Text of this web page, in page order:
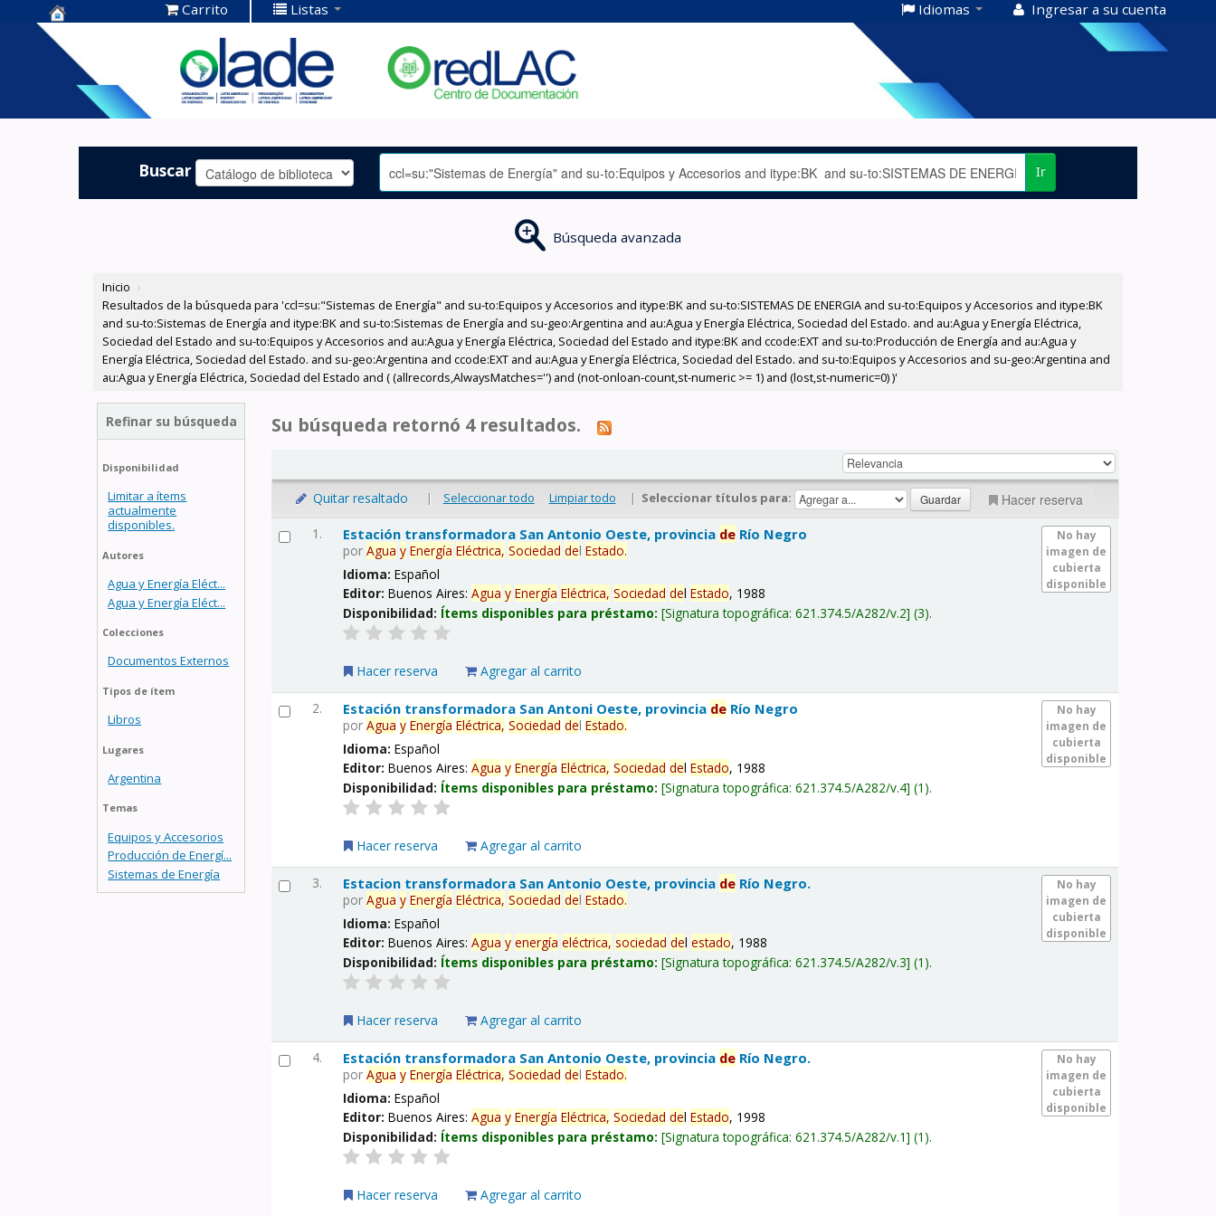
Centro de
Documentación
OLADE -
Carrito Listas Idiomas Ingresar a su cuenta
Buscar Ir
Búsqueda avanzada
Inicio ›
Resultados de la búsqueda para 'ccl=su:"Sistemas de Energía" and su-to:Equipos y Accesorios and itype:BK and su-to:SISTEMAS DE ENERGIA and su-to:Equipos y Accesorios and itype:BK
and su-to:Sistemas de Energía and itype:BK and su-to:Sistemas de Energía and su-geo:Argentina and au:Agua y Energía Eléctrica, Sociedad del Estado. and au:Agua y Energía Eléctrica,
Sociedad del Estado and su-to:Equipos y Accesorios and au:Agua y Energía Eléctrica, Sociedad del Estado and itype:BK and ccode:EXT and su-to:Producción de Energía and au:Agua y
Energía Eléctrica, Sociedad del Estado. and su-geo:Argentina and ccode:EXT and au:Agua y Energía Eléctrica, Sociedad del Estado. and su-to:Equipos y Accesorios and su-geo:Argentina and
au:Agua y Energía Eléctrica, Sociedad del Estado and ( (allrecords,AlwaysMatches='') and (not-onloan-count,st-numeric >= 1) and (lost,st-numeric=0) )'
Refinar su búsqueda
Disponibilidad
Limitar a ítems
actualmente
disponibles.
Autores
Agua y Energía Eléct...
Agua y Energía Eléct...
Colecciones
Documentos Externos
Tipos de ítem
Libros
Lugares
Argentina
Temas
Equipos y Accesorios
Producción de Energí...
Sistemas de Energía
Su búsqueda retornó 4 resultados.
Quitar resaltado | Seleccionar todo Limpiar todo | Seleccionar títulos para: Hacer reserva
1.
No hay
imagen de
cubierta
disponible
Estación transformadora San Antonio Oeste, provincia de Río Negro
porAgua y Energía Eléctrica, Sociedad delEstado.
Idioma:Español
Editor:Buenos Aires:Agua y Energía Eléctrica, Sociedad delEstado, 1988
Disponibilidad: Ítems disponibles para préstamo: Signatura topográfica:621.374.5/A282/v.2 (3).
Hacer reserva Agregar al carrito
2.
No hay
imagen de
cubierta
disponible
Estación transformadora San Antoni Oeste, provincia de Río Negro
porAgua y Energía Eléctrica, Sociedad delEstado.
Idioma:Español
Editor:Buenos Aires:Agua y Energía Eléctrica, Sociedad delEstado, 1988
Disponibilidad: Ítems disponibles para préstamo: Signatura topográfica:621.374.5/A282/v.4 (1).
Hacer reserva Agregar al carrito
3.
No hay
imagen de
cubierta
disponible
Estacion transformadora San Antonio Oeste, provincia de Río Negro.
porAgua y Energía Eléctrica, Sociedad delEstado.
Idioma:Español
Editor:Buenos Aires:Agua y energía eléctrica, sociedad delestado, 1988
Disponibilidad: Ítems disponibles para préstamo: Signatura topográfica:621.374.5/A282/v.3 (1).
Hacer reserva Agregar al carrito
4.
No hay
imagen de
cubierta
disponible
Estación transformadora San Antonio Oeste, provincia de Río Negro.
porAgua y Energía Eléctrica, Sociedad delEstado.
Idioma:Español
Editor:Buenos Aires:Agua y Energía Eléctrica, Sociedad delEstado, 1998
Disponibilidad: Ítems disponibles para préstamo: Signatura topográfica:621.374.5/A282/v.1 (1).
Hacer reserva Agregar al carrito